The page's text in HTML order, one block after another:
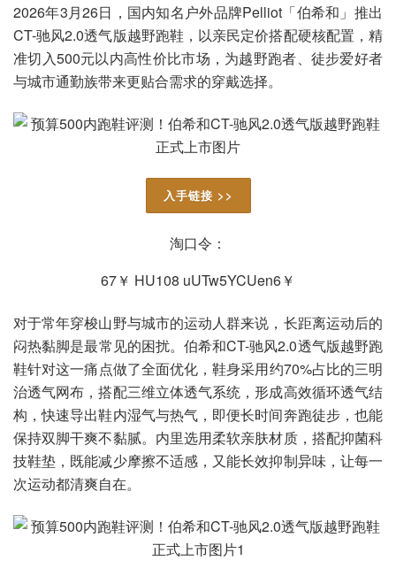
2026年3月26日，国内知名户外品牌Pelliot「伯希和」推出
CT-驰风2.0透气版越野跑鞋，以亲民定价搭配硬核配置，精
准切入500元以内高性价比市场，为越野跑者、徒步爱好者
与城市通勤族带来更贴合需求的穿戴选择。
入手链接 >>
淘口令：
67￥ HU108 uUTw5YCUen6￥
对于常年穿梭山野与城市的运动人群来说，长距离运动后的
闷热黏脚是最常见的困扰。伯希和CT-驰风2.0透气版越野跑
鞋针对这一痛点做了全面优化，鞋身采用约70%占比的三明
治透气网布，搭配三维立体透气系统，形成高效循环透气结
构，快速导出鞋内湿气与热气，即便长时间奔跑徒步，也能
保持双脚干爽不黏腻。内里选用柔软亲肤材质，搭配抑菌科
技鞋垫，既能减少摩擦不适感，又能长效抑制异味，让每一
次运动都清爽自在。